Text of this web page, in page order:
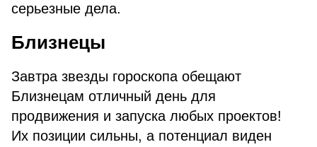
серьезные дела.
Близнецы
Завтра звезды гороскопа обещают
Близнецам отличный день для
продвижения и запуска любых проектов!
Их позиции сильны, а потенциал виден